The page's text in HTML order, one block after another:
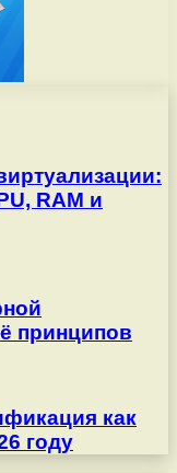
RAM и
принципов
как
году